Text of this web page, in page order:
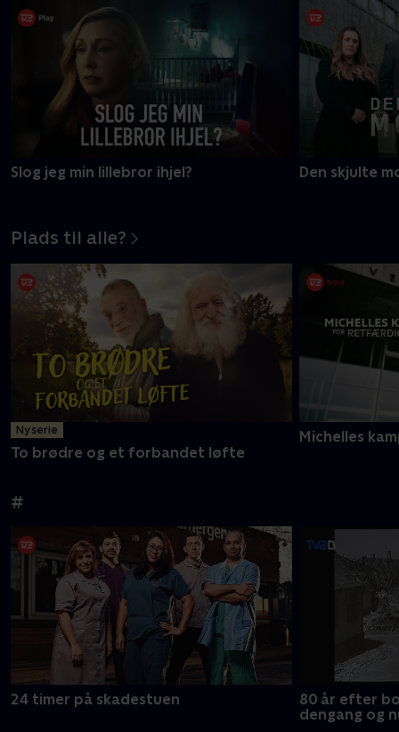
Slog jeg min lillebror ihjel? Den skjulte
Plads til alle?
Ny serie
To brødre og et forbandet løfte
Michelles
#
24 timer på skadestuen
80 år efter
dengang og